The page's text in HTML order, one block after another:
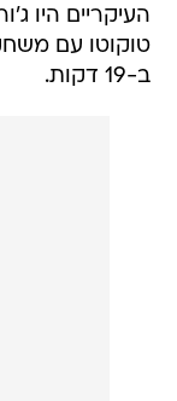
ב-19 דקות.